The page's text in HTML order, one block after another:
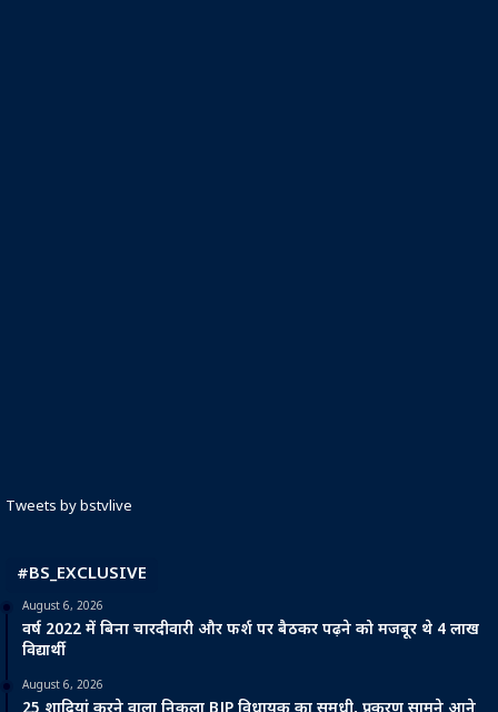
Tweets by bstvlive
#BS_EXCLUSIVE
August 6, 2026
वर्ष 2022 में बिना चारदीवारी और फर्श पर बैठकर पढ़ने को मजबूर थे 4 लाख
विद्यार्थी
August 6, 2026